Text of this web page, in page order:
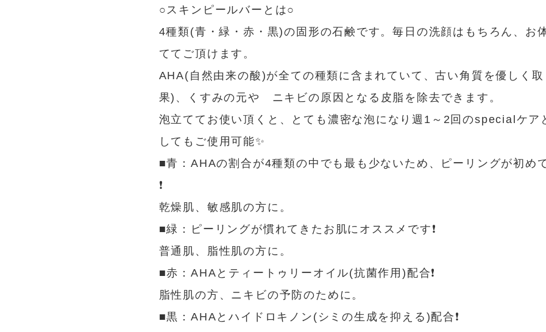
○スキンピールバーとは○
4種類(青・緑・赤・黒)の固形の石鹸です。毎日の洗顔はもちろん、お
ててご頂けます。
AHA(自然由来の酸)が全ての種類に含まれていて、古い角質を優しく
果)、くすみの元や ニキビの原因となる皮脂を除去できます。
泡立ててお使い頂くと、とても濃密な泡になり週1～2回のspecialケア
してもご使用可能✨️
■青：AHAの割合が4種類の中でも最も少ないため、ピーリングが初め
❗️
乾燥肌、敏感肌の方に。
■緑：ピーリングが慣れてきたお肌にオススメです❗️
普通肌、脂性肌の方に。
■赤：AHAとティートゥリーオイル(抗菌作用)配合❗️
脂性肌の方、ニキビの予防のために。
■黒：AHAとハイドロキノン(シミの生成を抑える)配合❗️